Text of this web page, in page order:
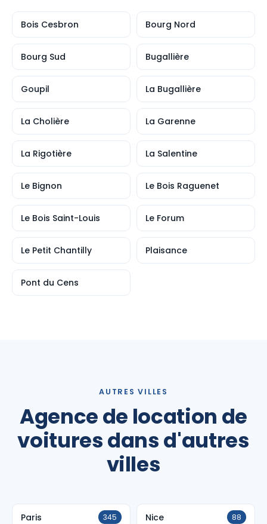
Bois Cesbron Bourg Nord
Bourg Sud Bugallière
Goupil La Bugallière
La Cholière La Garenne
La Rigotière La Salentine
Le Bignon Le Bois Raguenet
Le Bois Saint-Louis Le Forum
Le Petit Chantilly Plaisance
Pont du Cens
AUTRES VILLES
Agence de location de
voitures dans d'autres
villes
Paris 345 Nice 88